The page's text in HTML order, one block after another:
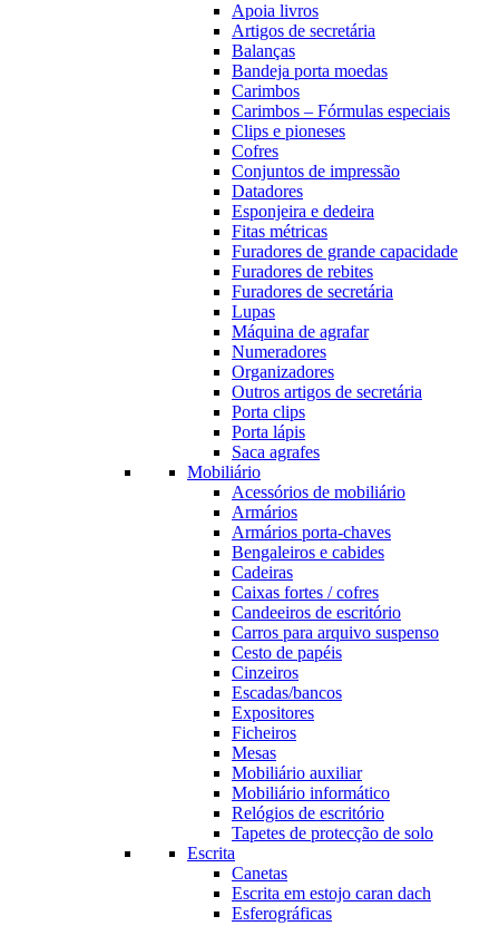
Apoia livros
Artigos de secretária
Balanças
Bandeja porta moedas
Carimbos
Carimbos – Fórmulas especiais
Clips e pioneses
Cofres
Conjuntos de impressão
Datadores
Esponjeira e dedeira
Fitas métricas
Furadores de grande capacidade
Furadores de rebites
Furadores de secretária
Lupas
Máquina de agrafar
Numeradores
Organizadores
Outros artigos de secretária
Porta clips
Porta lápis
Saca agrafes
Mobiliário
Acessórios de mobiliário
Armários
Armários porta-chaves
Bengaleiros e cabides
Cadeiras
Caixas fortes / cofres
Candeeiros de escritório
Carros para arquivo suspenso
Cesto de papéis
Cinzeiros
Escadas/bancos
Expositores
Ficheiros
Mesas
Mobiliário auxiliar
Mobiliário informático
Relógios de escritório
Tapetes de protecção de solo
Escrita
Canetas
Escrita em estojo caran dach
Esferográficas